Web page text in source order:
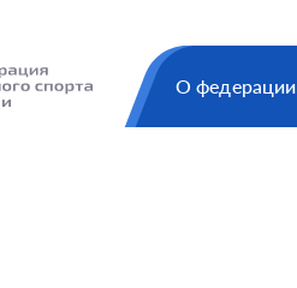
О федерации